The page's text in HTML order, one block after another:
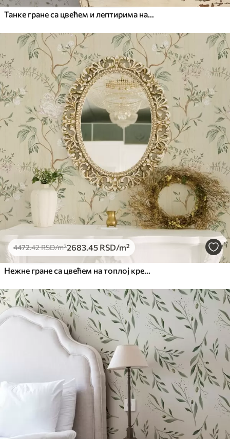
Танке гране са цвећем и лептирима на белој позадини
4472.42RSD/m²2683.45 RSD/m²
Нежне гране са цвећем на топлој кремастој позадини